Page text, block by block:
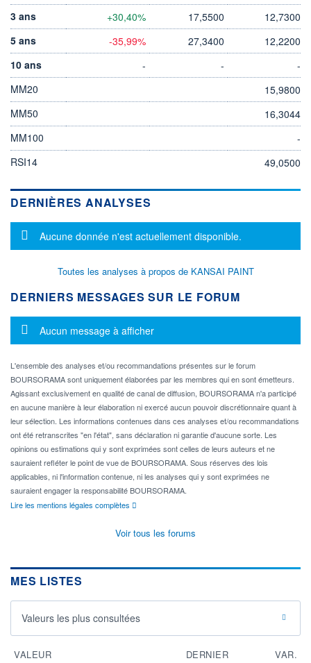
3 ans
+30,40% 17,5500
12,7300
5 ans
-35,99% 27,3400
12,2200
10 ans
- -
-
MM20
15,9800
MM50
16,3044
MM100
-
RSI14
49,0500
DERNIÈRES ANALYSES
Message d'information
Aucune donnée n'est actuellement disponible.
Toutes les analyses à propos de KANSAI PAINT
DERNIERS MESSAGES SUR LE FORUM
Message d'information
Aucun message à afficher
L'ensemble des analyses et/ou recommandations présentes sur le forum
BOURSORAMA sont uniquement élaborées par les membres qui en sont émetteurs.
Agissant exclusivement en qualité de canal de diffusion, BOURSORAMA n'a participé
en aucune manière à leur élaboration ni exercé aucun pouvoir discrétionnaire quant à
leur sélection. Les informations contenues dans ces analyses et/ou recommandations
ont été retranscrites "en l'état", sans déclaration ni garantie d'aucune sorte. Les
opinions ou estimations qui y sont exprimées sont celles de leurs auteurs et ne
sauraient refléter le point de vue de BOURSORAMA. Sous réserves des lois
applicables, ni l'information contenue, ni les analyses qui y sont exprimées ne
sauraient engager la responsabilité BOURSORAMA.
Lire les mentions légales complètes
Voir tous les forums
MES LISTES
Valeurs les plus consultées
VALEUR DERNIER VAR.